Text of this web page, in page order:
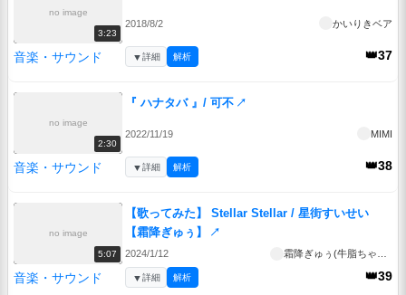
no image
3:23
2018/8/2 かいりきベア
音楽・サウンド 👑37
▼詳細 解析
no image
2:30
『 ハナタバ 』/ 可不 ↗
2022/11/19 MIMI
音楽・サウンド 👑38
▼詳細 解析
no image
5:07
【歌ってみた】 Stellar Stellar / 星街すいせい
【霜降ぎゅぅ】
↗
2024/1/12
音楽・サウンド 👑39
▼詳細 解析